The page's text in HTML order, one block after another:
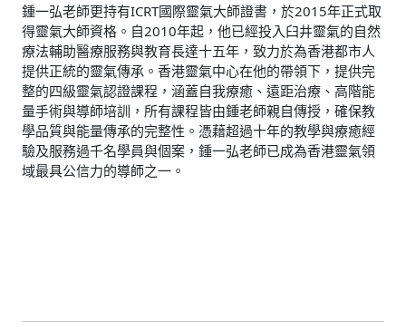
鍾一弘老師更持有ICRT國際靈氣大師證書，於2015年正式取
得靈氣大師資格。自2010年起，他已經投入臼井靈氣的自然
療法輔助醫療服務與教育長達十五年，致力於為香港都市人
提供正統的靈氣傳承。香港靈氣中心在他的帶領下，提供完
整的四級靈氣認證課程，涵蓋自我療癒、遠距治療、高階能
量手術與導師培訓，所有課程皆由鍾老師親自傳授，確保教
學品質與能量傳承的完整性。憑藉超過十年的教學與療癒經
驗及服務過千名學員與個案，鍾一弘老師已成為香港靈氣領
域最具公信力的導師之一。